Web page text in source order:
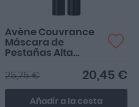
Avène Couvrance
Máscara de
Pestañas Alta
Negro 7ml
20,45 €
25,75 €
Añadir a la cesta